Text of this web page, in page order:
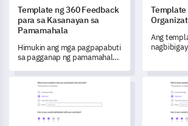
Template ng 360 Feedback
para sa Kasanayan sa
Pamamahala
Himukin ang mga pagpapabuti
sa pagganap ng pamamahala
360 feedback template na ito.
Template
Ang
mga
Template ng Peer Feedback 360 Survey